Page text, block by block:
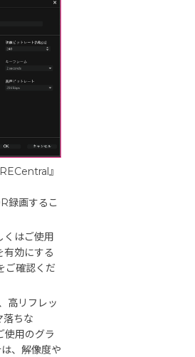
』
録画するこ
はご使用
効にする
ご確認くだ
高リフレッ
ちな
使用のグラ
、解像度や